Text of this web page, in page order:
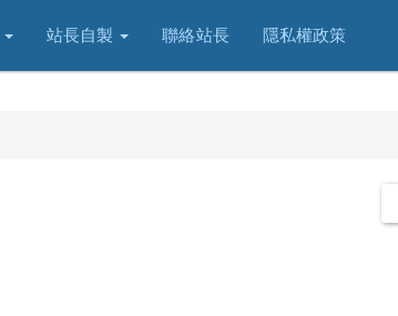
站長自製 聯絡站長 隱私權政策